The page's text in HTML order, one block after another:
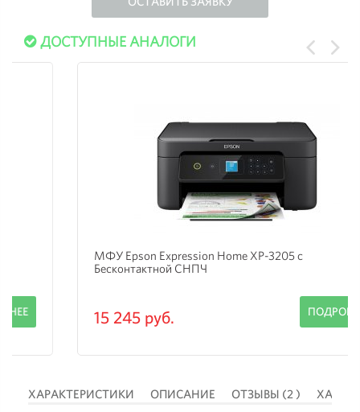
ДОСТУПНЫЕ АНАЛОГИ
МФУ Epson Expression Home XP-3205 с
Бесконтактной СНПЧ
15 245 руб. ПОДРОБНЕЕ
ХАРАКТЕРИСТИКИ ОПИСАНИЕ ОТЗЫВЫ (2 )